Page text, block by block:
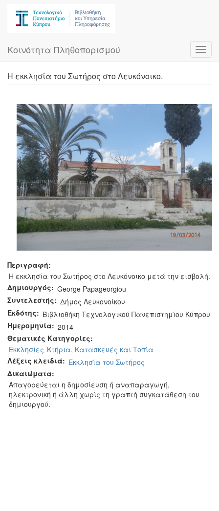
Κοινότητα Πληθοπορισμού
Η εκκλησία του Σωτήρος στο Λευκόνοικο.
Περιγραφή:
Η εκκλησία του Σωτήρος στο Λευκόνοικο μετά την εισβολή.
Δημιουργός: George Papageorgiou
Συντελεστής: Δήμος Λευκονοίκου
Εκδότης: Βιβλιοθήκη Τεχνολογικού Πανεπιστημίου Κύπρου
Ημερομηνία: 2014
Θεματικές Κατηγορίες:
Εκκλησίες Κτήρια, Κατασκευές και Τοπία
Λέξεις κλειδιά: Εκκλησία του Σωτήρος
Δικαιώματα:
Απαγορεύεται η δημοσίευση ή αναπαραγωγή,
ηλεκτρονική ή άλλη χωρίς τη γραπτή συγκατάθεση του
δημιουργού.